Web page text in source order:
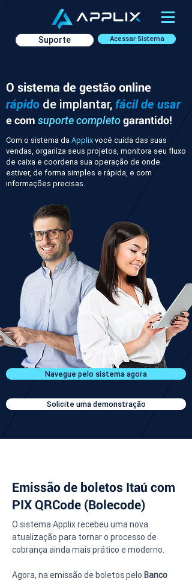
Acessar Sistema
Suporte
O sistema de gestão online
rápido de implantar, fácil de usar
e com suporte completogarantido!
Com o sistema daApplixvocê cuida das suas
vendas, organiza seus projetos, monitora seu fluxo
de caixa e coordena sua operação de onde
estiver, de forma simples e rápida, e com
informações precisas.
Navegue pelo sistema agora
Solicite uma demonstração
Emissão de boletos Itaú com
PIX QRCode (Bolecode)
O sistema Applix recebeu uma nova
atualização para tornar o processo de
cobrança ainda mais prático e moderno.
Agora, na emissão de boletos pelo Banco